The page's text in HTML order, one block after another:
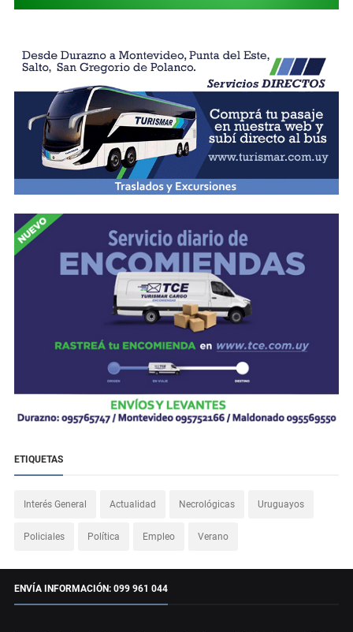
ETIQUETAS
Interés General Actualidad Necrológicas Uruguayos
Policiales Política Empleo Verano
ENVÍA INFORMACIÓN: 099 961 044